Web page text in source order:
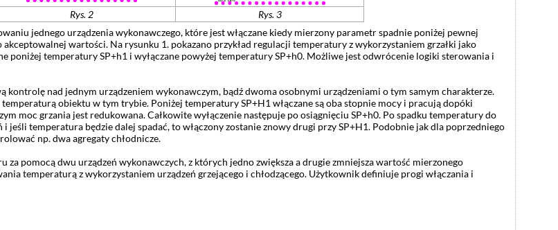
Rys. 2
Rys. 3
jednego urządzenia wykonawczego, które jest włączane kiedy mierzony parametr spadnie poniżej pewnej
wartości. Na rysunku 1. pokazano przykład regulacji temperatury z wykorzystaniem grzałki jako
poniżej temperatury SP+h1 i wyłączane powyżej temperatury SP+h0. Możliwe jest odwrócenie logiki sterowania i
nad jednym urządzeniem wykonawczym, bądź dwoma osobnymi urządzeniami o tym samym charakterze.
obiektu w tym trybie. Poniżej temperatury SP+H1 włączane są oba stopnie mocy i pracują dopóki
moc grzania jest redukowana. Całkowite wyłączenie następuje po osiągnięciu SP+h0. Po spadku temperatury do
i jeśli temperatura będzie dalej spadać, to włączony zostanie znowy drugi przy SP+H1. Podobnie jak dla poprzedniego
np. dwa agregaty chłodnicze.
pomocą dwu urządzeń wykonawczych, z których jedno zwiększa a drugie zmniejsza wartość mierzonego
temperaturą z wykorzystaniem urządzeń grzejącego i chłodzącego. Użytkownik definiuje progi włączania i